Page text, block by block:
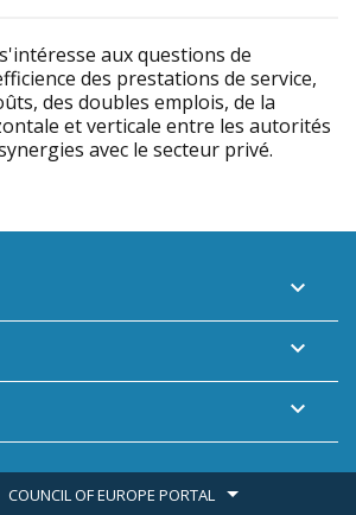
aux questions de
des prestations de service,
des doubles emplois, de la
et verticale entre les autorités
avec le secteur privé.



COUNCIL OF EUROPE PORTAL